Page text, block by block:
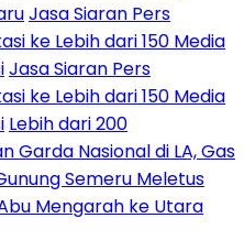
Jasa Siaran Pers
ke Lebih dari 150 Media
Jasa Siaran Pers
ke Lebih dari 150 Media
Lebih dari 200
Nasional di LA, Gas
Semeru Meletus
Mengarah ke Utara